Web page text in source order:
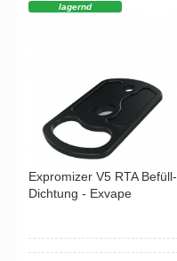
lagernd
Expromizer V5 RTA Befüll-
Dichtung - Exvape